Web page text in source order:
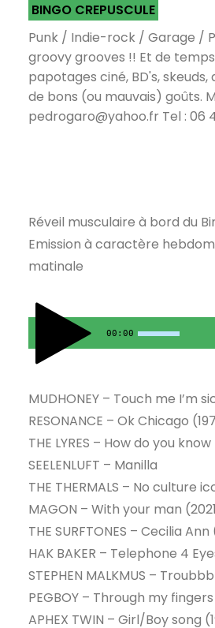
BINGO CREPUSCULE
Punk / Indie-rock / Garage /
groovy grooves !! Et de
papotages ciné, BD's, skeuds,
de bons (ou mauvais) goûts.
pedrogaro@yahoo.fr Tel : 06
Réveil musculaire à bord du
Emission à caractère
matinale
00:00
MUDHONEY – Touch me I’m
RESONANCE – Ok Chicago
THE LYRES – How do you know
SEELENLUFT – Manilla
THE THERMALS – No culture
MAGON – With your man
THE SURFTONES – Cecilia Ann
HAK BAKER – Telephone 4
STEPHEN MALKMUS –
PEGBOY – Through my fingers
APHEX TWIN – Girl/Boy song